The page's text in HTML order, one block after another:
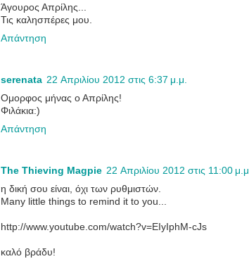
Άγουρος Απρίλης...
Τις καλησπέρες μου.
Απάντηση
serenata 22 Απριλίου 2012 στις 6:37 μ.μ.
Ομορφος μήνας ο Απρίλης!
Φιλάκια:)
Απάντηση
The Thieving Magpie 22 Απριλίου 2012 στις 11:00 μ.μ.
η δική σου είναι, όχι των ρυθμιστών.
Many little things to remind it to you...
http://www.youtube.com/watch?v=EIyIphM-cJs
καλό βράδυ!